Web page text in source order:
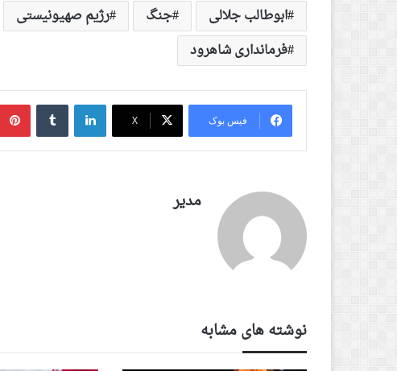
ابوطالب جلالی جنگ رژیم صهیونیستی
فرمانداری شاهرود
فیس بوک X
لینکدین ‫تامبلر
مدیر
نوشته های مشابه